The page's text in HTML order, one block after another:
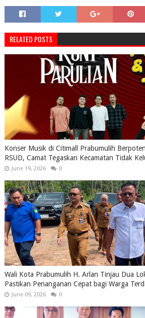
RELATED POSTS
Konser Musik di Citimall Prabumulih
RSUD, Camat Tegaskan Kecamatan Tidak
June 19, 2026 0
Wali Kota Prabumulih H. Arlan Tinjau Dua
Pastikan Penanganan Cepat bagi Warga
June 09, 2026 0